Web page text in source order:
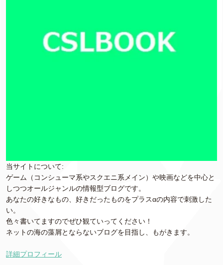
当サイトについて:
ゲーム（コンシューマ系やスクエニ系メイン）や映画などを中心と
しつつオールジャンルの情報型ブログです。
あなたの好きなもの、好きだったものをプラスαの内容で刺激した
い。
色々書いてますのでぜひ観ていってください！
ネットの海の藻屑とならないブログを目指し、もがきます。
詳細プロフィール